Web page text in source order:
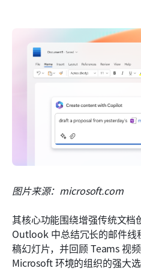
图片来源：microsoft.com
其核心功能围绕增强传统文档
Outlook 中总结冗长的邮件线
稿幻灯片，并回顾 Teams 视
Microsoft 环境的组织的强大选